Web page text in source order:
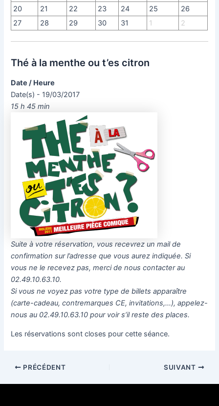
20
21 22 23 24 25
26
27
28 29 30 31 1 2
Thé à la menthe ou t’es citron
Date / Heure
Date(s) - 19/03/2017
15 h 45 min
Suite à votre réservation, vous recevrez un mail de
confirmation sur l’adresse que vous aurez indiquée. Si
vous ne le recevez pas, merci de nous contacter au
02.49.10.63.10.
Si vous ne voyez pas votre type de billets apparaître
(carte-cadeau, contremarques CE, invitations,…), appelez-
nous au 02.49.10.63.10 pour voir s’il reste des places.
Les réservations sont closes pour cette séance.
PRÉCÉDENT SUIVANT